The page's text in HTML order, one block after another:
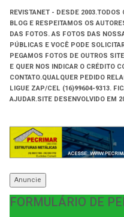
REVISTANET - DESDE 2003.TODOS
BLOG E RESPEITAMOS OS
DAS FOTOS. AS FOTOS DAS
PÚBLICAS E VOCÊ PODE
PEGAMOS FOTOS DE OUTROS
E QUER NOS INDICAR O CRÉDITO
CONTATO.QUALQUER PEDIDO
LIGUE ZAP/CEL (16)99604-9313.
AJUDAR.SITE DESENVOLVIDO EM
Anuncie
FORMULÁRIO DE